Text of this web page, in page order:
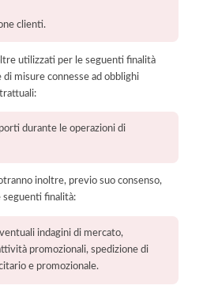
clienti.
utilizzati per le seguenti finalità
di misure connesse ad obblighi
durante le operazioni di
inoltre, previo suo consenso,
seguenti finalità:
indagini di mercato,
promozionali, spedizione di
e promozionale.